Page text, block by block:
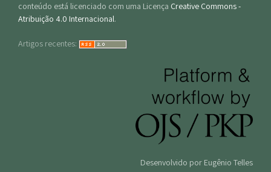
conteúdo está licenciado com uma Licença Creative Commons -
Atribuição 4.0 Internacional.
Artigos recentes:
Desenvolvido por Eugênio Telles